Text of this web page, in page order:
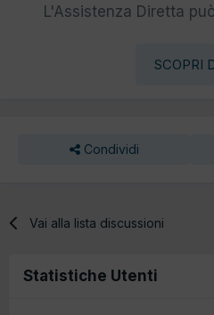
L'Assistenza Diretta
SCOPRI
Condividi
Vai alla lista discussioni
Statistiche Utenti